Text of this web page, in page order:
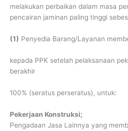
melakukan perbaikan dalam masa
pencairan jaminan paling tinggi
(1) Penyedia Barang/Layanan
kepada PPK setelah pelaksanaan
berakhir
100% (seratus perseratus), untuk:
Pekerjaan Konstruksi;
Pengadaan Jasa Lainnya yang